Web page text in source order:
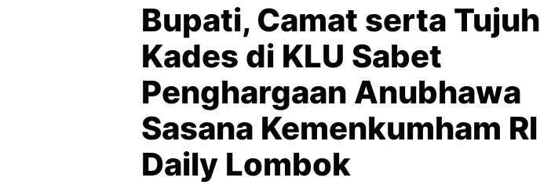
Bupati, Camat serta Tujuh
Kades di KLU Sabet
Penghargaan Anubhawa
Sasana Kemenkumham RI |
Daily Lombok